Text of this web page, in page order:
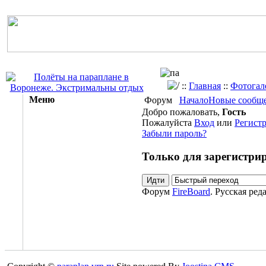
:: Главная ::
Меню
Форум НачалоНовые
Добро пожаловать, Гость
Пожалуйста Вход или
Забыли пароль?
Только для
Форум FireBoard. Русская